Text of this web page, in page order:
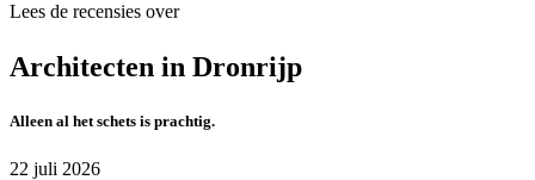
Lees de recensies over
Architecten in Dronrijp
Alleen al het schets is prachtig.
22 juli 2026